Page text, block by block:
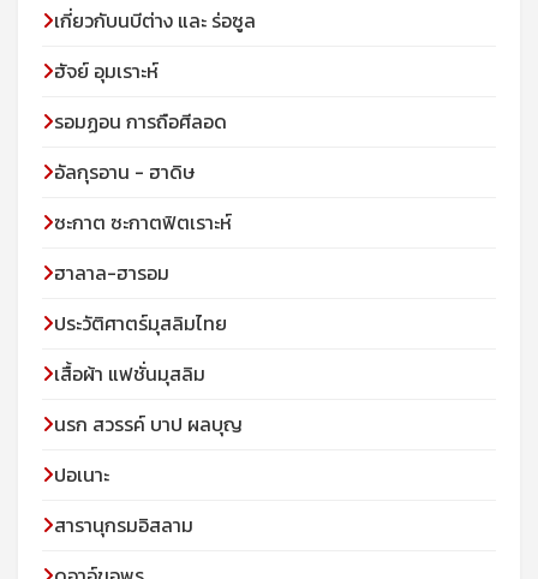
เกี่ยวกับนบีต่าง และ ร่อซูล
ฮัจย์ อุมเราะห์
รอมฏอน การถือศีลอด
อัลกุรอาน - ฮาดิษ
ซะกาต ซะกาตฟิตเราะห์
ฮาลาล-ฮารอม
ประวัติศาตร์มุสลิมไทย
เสื้อผ้า แฟชั่นมุสลิม
นรก สวรรค์ บาป ผลบุญ
ปอเนาะ
สารานุกรมอิสลาม